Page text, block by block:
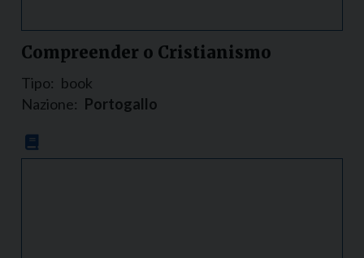
Compreender o Cristianismo
Tipo: book
Nazione: Portogallo